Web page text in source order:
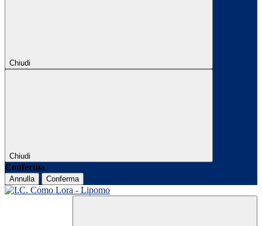
Chiudi
Chiudi
Conferma
Annulla Conferma